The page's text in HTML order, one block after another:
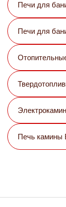
Печи для
Печи для
Печь камины